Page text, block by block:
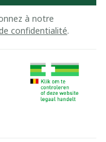
à notre
confidentialité.